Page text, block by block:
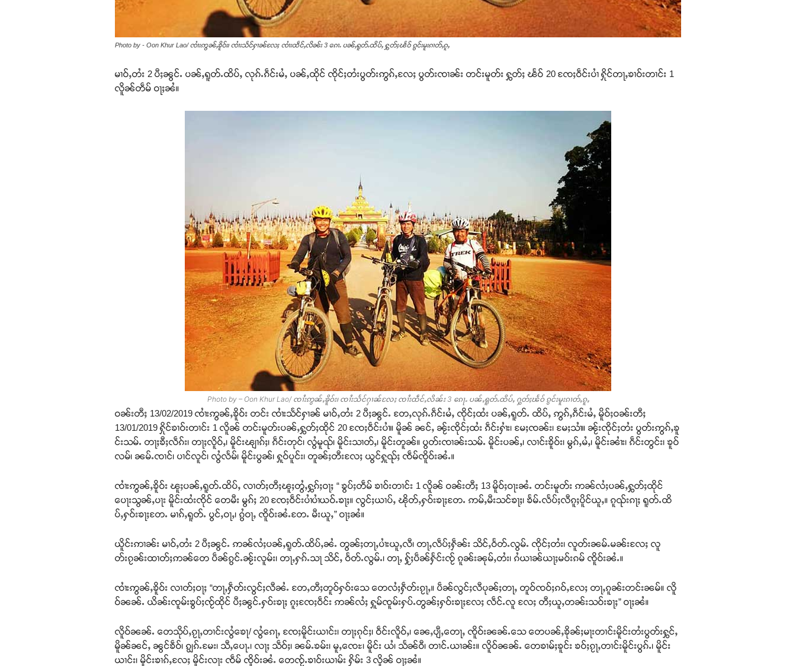
Photo by - Oon Khur Lao/ ၸၢႆးဢွၼ်ႇၶိူဝ်း၊ ၸၢႆးသႅင်ႁၢၼ်လႄႈ ၸၢႆးထဵင်ႇလိၼ်း 3 ၵေၢႉ ပၼ်ႇရူတ်ႉထိပ်ႇ ႁွတ်ႈၽႅဝ် ၵွင်းမူးၵၢတ်ႇၵူႇ
မၢဝ်ႇတႆး 2 ပီႈၼွင်ႉ ပၼ်ႇရူတ်ႉထိပ်ႇ လုၵ်ႉၵဵင်းမႆႇ ပၼ်ႇထိုင် ၸိုင်ႈတႆးပွတ်းဢွၵ်ႇလႄႈ ပွတ်းၸၢၼ်း တင်းမူတ်း ႁွတ်ႈ ၽႅဝ် 20 ၸႄႈဝဵင်းပၢႆ ႁိုင်တႃႇၶၢဝ်းတၢင်း 1
လိူၼ်တဵမ် ဝႃႈၼႆ။
Photo by – Oon Khur Lao/ ၸၢႆးဢွၼ်ႇၶိူဝ်း၊ ၸၢႆးသႅင်ႁၢၼ်လႄႈ ၸၢႆးထဵင်ႇလိၼ်း 3 ၵေႃႉ ပၼ်ႇရူတ်ႉထိပ်ႇ ႁွတ်ႈၽႅဝ် ၵွင်းမူးၵၢတ်ႇၵူႇ
ဝၼ်းတီႈ 13/02/2019 ၸၢႆးဢွၼ်ႇၶိူဝ်း တင်း ၸၢႆးသႅင်ႁၢၼ် မၢဝ်ႇတႆး 2 ပီႈၼွင်ႉ တႄႇလုၵ်ႉၵဵင်းမႆႇ ၸိုင်ႈထႆး ပၼ်ႇရူတ်ႉ ထိပ်ႇ ဢွၵ်ႇၵဵင်းမႆႇ မိူဝ်ႈဝၼ်းတီႈ
13/01/2019 ႁိုင်ၶၢဝ်းတၢင်း 1 လိူၼ် တင်းမူတ်းပၼ်ႇႁွတ်ႈထိုင် 20 ၸႄႈဝဵင်းပၢႆ။ မိူၼ် ၼင်ႇ ၼႂ်းၸိုင်ႈထႆး ၵဵင်းႁၢႆး၊ မႄႈၸၼ်း၊ မႄႈသၢႆ။ ၼႂ်းၸိုင်ႈတႆး ပွတ်းဢွၵ်ႇၶူ
င်းသမ်ႉ တႃႈၶီႈလဵၵ်း၊ တႃႈလိူဝ်ႇ၊ မိူင်းၽျၢၵ်ႈ၊ ၵဵင်းတုင်၊ လွႆမူၺ်၊ မိူင်းသၢတ်ႇ၊ မိူင်းတူၼ်။ ပွတ်းၸၢၼ်းသမ်ႉ မိူင်းပၼ်ႇ၊ လၢင်းၶိူဝ်း၊ မွၵ်ႇမႆႇ၊ မိူင်းၼၢႆး၊ ၵဵင်းတွင်း၊ ၶူဝ်
လမ်၊ ၼမ်ႉၸၢင်၊ ပၢင်လူင်၊ လွႆလႅမ်၊ မိူင်းပွၼ်၊ ႁူဝ်ပူင်း၊ တူၼ်ႈတီးလႄႈ ယွင်ႁူၺ်ႈ ၸဵမ်ၸိူဝ်းၼႆႉ။
ၸၢႆးဢွၼ်ႇၶိူဝ်း ၽူႈပၼ်ႇရူတ်ႉထိပ်ႇ လၢတ်ႈတီႈၽူႈတွႆႇႁွၵ်ႈဝႃႈ “ ၶွပ်ႈတဵမ် ၶၢဝ်းတၢင်း 1 လိူၼ် ဝၼ်းတီႈ 13 မိူဝ်ႈဝႃးၼႆႉ တင်းမူတ်း ဢၼ်လႆႈပၼ်ႇႁွတ်ႈထိုင်
ပေႃးသွၼ်ႇပႃး မိူင်းထႆးၸိုင် တေမီး မွၵ်ႈ 20 ၸႄႈဝဵင်းပၢႆပၢႆယဝ်ႉၶႃႈ။ လွင်ႈယၢပ်ႇ ၽိုတ်ႇႁဝ်းၶႃႈတႄႉ ဢမ်ႇမီးသင်ၶႃႈ၊ ၶႅမ်ႉလႅပ်ႈလီၵူႈပိူင်ယူႇ။ ၵူၺ်းၵႃႈ ရူတ်ႉထိ
ပ်ႇႁဝ်းၶႃႈတႄႉ မၢၵ်ႇရူတ်ႉ ပွင်ႇဝႃႇ၊ ၵွႆဝႃႇ ၸိူဝ်းၼႆႉတႄႉ မီးယူႇ” ဝႃႈၼႆ။
ယိူင်းဢၢၼ်း မၢဝ်ႇတႆး 2 ပီႈၼွင်ႉ ဢၼ်လႆႈပၼ်ႇရူတ်ႉထိပ်ႇၼႆႉ တွၼ်ႈတႃႇပၢႆးယူႇလီ၊ တႃႇလဵပ်ႈႁဵၼ်း သိင်ႇဝႅတ်ႉလွမ်ႉ ၸိုင်ႈတႆး၊ လူတ်းၼမ်ႉမၼ်းလႄႈ လူ
တ်းၵႂၼ်းထၢတ်ႈဢၼ်တေ ပဵၼ်ၵွင်ႉၼႂ်းလူမ်း၊ တႃႇႁၵ်ႉသႃ သိင်ႇ ဝႅတ်ႉလွမ်ႉ၊ တႃႇ ႁႂ်ႈပဵၼ်ႁႅင်းၸႂ် ၵူၼ်းၼုမ်ႇတႆး၊ ၵႆယၢၼ်ယႃႈမဝ်းၵမ် ၸိူဝ်းၼႆႉ။
ၸၢႆးဢွၼ်ႇၶိူဝ်း လၢတ်ႈဝႃႈ “တႃႇႁဵတ်းလွင်ႈလီၼႆႉ တႄႇတီႈတူဝ်ႁဝ်းသေ တေလႆႈႁဵတ်းၵႂႃႇ။ ပဵၼ်လွင်ႈလီပုၼ်ႈတႃႇ တူဝ်ၸဝ်ႈၵဝ်ႇလႄႈ တႃႇၵူၼ်းတင်းၼမ်။ လိူ
ဝ်ၼၼ်ႉ ယိၼ်းၸူမ်းၶွပ်ႈၸႂ်ထိုင် ပီႈၼွင်ႉႁဝ်းၶႃႈ ၵူႈၸႄႈဝဵင်း ဢၼ်လႆႈ ႁူမ်ၸူမ်းႁပ်ႉတွၼ်ႈႁဝ်းၶႃႈလႄႈ လဵင်ႉလူ လႄႈ တီႈယူႇတၼ်းသဝ်းၶႃႈ” ဝႃႈၼႆ။
လိူဝ်ၼၼ်ႉ တေသိုပ်ႇၵႂႃႇတၢင်းလွႆၶေႃ/ လွႆၵေႃႇ ၸႄႈမိူင်းယၢင်း၊ တႃႈၵုင်ႈ၊ ဝဵင်းလိူဝ်ႇ၊ ၼေႇပျီႇတေႃႇ ၸိူဝ်းၼၼ်ႉသေ တေပၼ်ႇၶိုၼ်ႈမႃးတၢင်းမိူင်းတႆးပွတ်းႁွင်ႇ
မိူၼ်ၼင်ႇ ၼွင်ၶဵဝ်၊ ၵျွၵ်ႉမႄး၊ သီႇပေႃႉ၊ လႃႈ သဵဝ်ႈ၊ ၼမ်ႉၶမ်း၊ မူႇၸေႊ၊ မိူင်း ယႆ၊ သႅၼ်ဝီ၊ တၢင်ႉယၢၼ်း။ လိူဝ်ၼၼ်ႉ တေၶၢမ်ႈၶူင်း ၶဝ်ႈၵႂႃႇတၢင်းမိူင်းပွၵ်ႉ၊ မိူင်း
ယၢင်း၊ မိူင်းၶၢၵ်ႇလႄႈ မိူင်းလႃး ၸဵမ် ၸိူဝ်းၼႆႉ တေၸႂ်ႉၶၢဝ်းယၢမ်း ႁိမ်း 3 လိူၼ် ဝႃႈၼႆ။